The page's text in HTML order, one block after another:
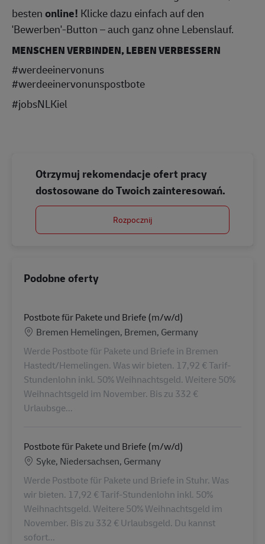
bestenonline! Klicke dazu einfach auf den
'Bewerben'-Button – auch ganz ohne Lebenslauf.
MENSCHEN VERBINDEN, LEBEN VERBESSERN
#werdeeinervonuns
#werdeeinervonunspostbote
#jobsNLKiel
Otrzymuj rekomendacje ofert pracy
dostosowane do Twoich zainteresowań.
Rozpocznij
Podobne oferty
Postbote für Pakete und Briefe (m/w/d)
Lokalizacja
Bremen Hemelingen, Bremen, Germany
Werde Postbote für Pakete und Briefe in Bremen
Hastedt/Hemelingen. Was wir bieten. 17,92 € Tarif-
Stundenlohn inkl. 50% Weihnachtsgeld. Weitere 50%
Weihnachtsgeld im November. Bis zu 332 €
Urlaubsge...
Postbote für Pakete und Briefe (m/w/d)
Lokalizacja
Syke, Niedersachsen, Germany
Werde Postbote für Pakete und Briefe in Stuhr. Was
wir bieten. 17,92 € Tarif-Stundenlohn inkl. 50%
Weihnachtsgeld. Weitere 50% Weihnachtsgeld im
November. Bis zu 332 € Urlaubsgeld. Du kannst
sofort...